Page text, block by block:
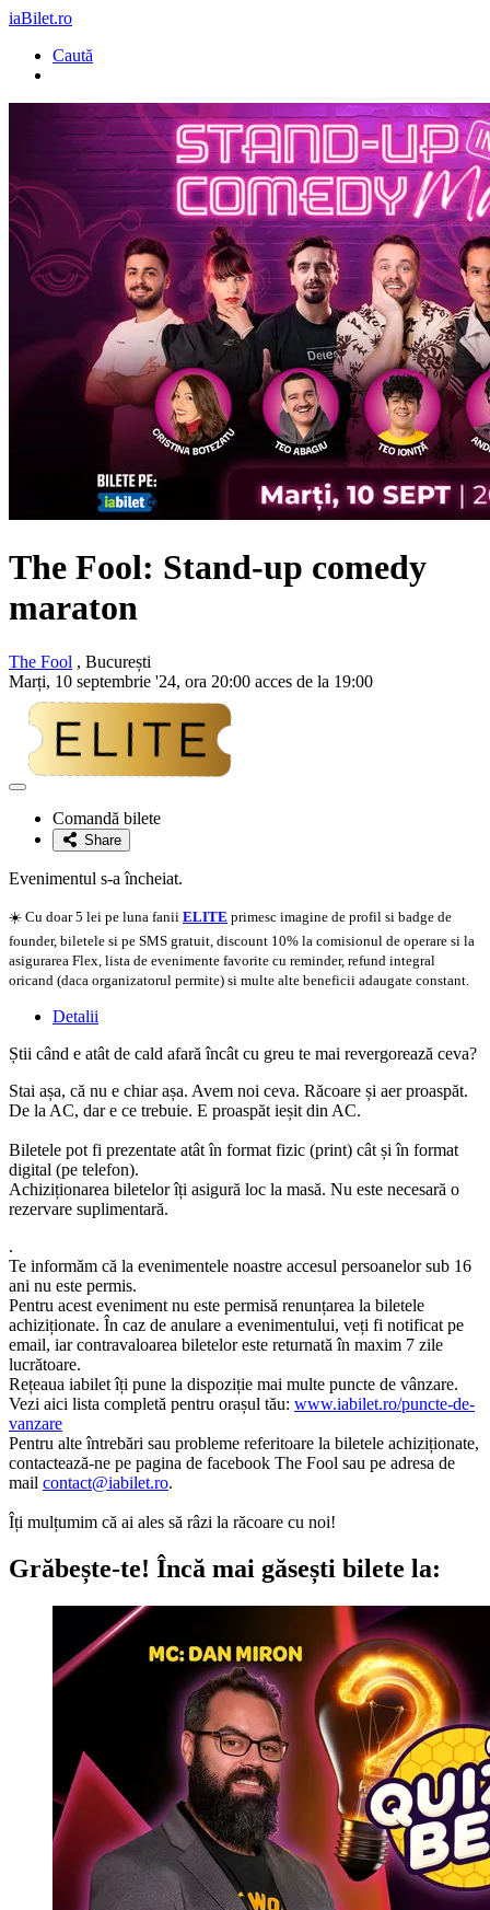
iaBilet.ro
Caută
The Fool: Stand-up comedy
maraton
The Fool , București
Marți, 10 septembrie '24, ora 20:00 acces de la 19:00
Adaugă
favoriteComandă bilete
Share
Evenimentul s-a încheiat.
☀️ Cu doar 5 lei pe luna fanii ELITE primesc imagine de profil si badge de
founder, biletele si pe SMS gratuit, discount 10% la comisionul de operare si la
asigurarea Flex, lista de evenimente favorite cu reminder, refund integral
oricand (daca organizatorul permite) si multe alte beneficii adaugate constant.
Detalii
Știi când e atât de cald afară încât cu greu te mai revergorează ceva?
Stai așa, că nu e chiar așa. Avem noi ceva. Răcoare și aer proaspăt.
De la AC, dar e ce trebuie. E proaspăt ieșit din AC.
Biletele pot fi prezentate atât în format fizic (print) cât și în format
digital (pe telefon).
Achiziționarea biletelor îți asigură loc la masă. Nu este necesară o
rezervare suplimentară.
.
Te informăm că la evenimentele noastre accesul persoanelor sub 16
ani nu este permis.
Pentru acest eveniment nu este permisă renunțarea la biletele
achiziționate. În caz de anulare a evenimentului, veți fi notificat pe
email, iar contravaloarea biletelor este returnată în maxim 7 zile
lucrătoare.
Rețeaua iabilet îți pune la dispoziție mai multe puncte de vânzare.
Vezi aici lista completă pentru orașul tău: www.iabilet.ro/puncte-de-
vanzare
Pentru alte întrebări sau probleme referitoare la biletele achiziționate,
contactează-ne pe pagina de facebook The Fool sau pe adresa de
mail contact@iabilet.ro.
Îți mulțumim că ai ales să râzi la răcoare cu noi!
Grăbește-te! Încă mai găsești bilete la: